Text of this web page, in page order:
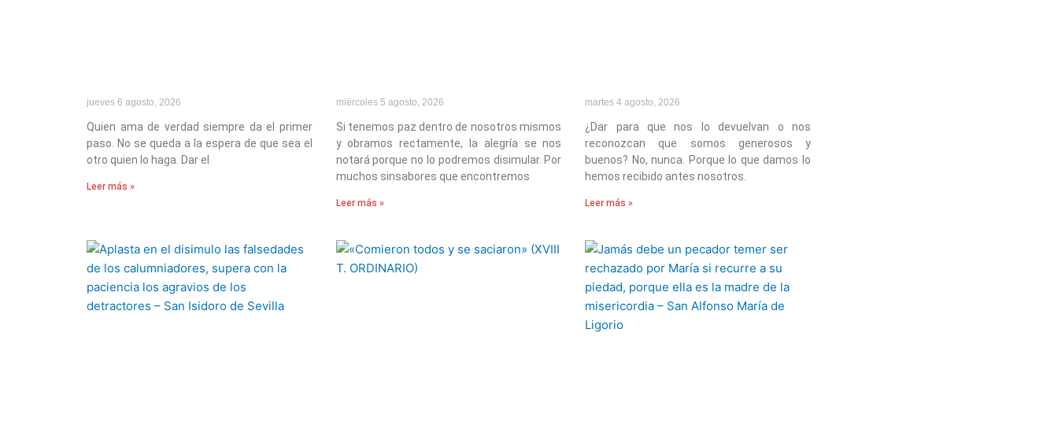
jueves 6 agosto, 2026
Quien ama de verdad siempre da el primer
paso. No se queda a la espera de que sea el
otro quien lo haga. Dar el
Leer más »
miércoles 5 agosto, 2026
Si tenemos paz dentro de nosotros mismos
y obramos rectamente, la alegría se nos
notará porque no lo podremos disimular. Por
muchos sinsabores que encontremos
Leer más »
martes 4 agosto, 2026
¿Dar para que nos lo devuelvan o nos
reconozcan que somos generosos y
buenos? No, nunca. Porque lo que damos lo
hemos recibido antes nosotros.
Leer más »